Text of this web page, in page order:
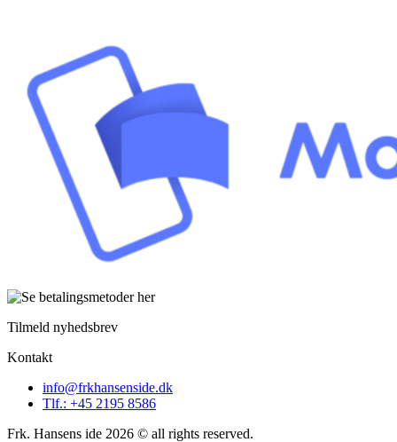
Tilmeld nyhedsbrev
Kontakt
info@frkhansenside.dk
Tlf.: +45 2195 8586
Frk. Hansens ide 2026 © all rights reserved.